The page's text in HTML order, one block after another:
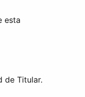
esta
de Titular.